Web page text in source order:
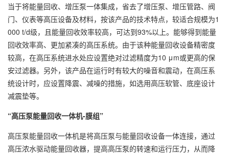
当于将能量回收、增压泵一体集成，省去了增压泵、增压管路、阀
门、仪表等高压设备及材料，按该产品的技术特点，较适合规模为1
000 t/d级，且能量回收效率较高，可达到93%以上。能够得到能量
回收效率高、更加紧凑的高压系统。由于该种能量回收设备精密度
较高，在高压系统进水处应设置绝对过滤精度为10 μm或更高的保
安过滤器。另外，该产品在运行时有较大的噪音和震动，在高压系
统设计时，应设置降震、减噪的措施，如选用高压软管、底座设计
减震垫等。
“高压泵能量回收一体机-膜组”
高压泵能量回收一体机是将高压泵与能量回收设备一体连接，通过
高压浓水驱动能量回收器，提高高压泵的转速和运行压力，从而降